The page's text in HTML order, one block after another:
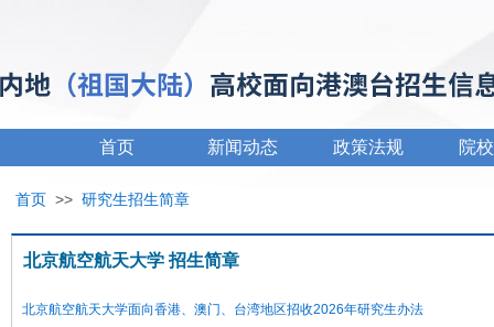
首页 新闻动态 政策法规 院
首页 >> 研究生招生简章
北京航空航天大学 招生简章
北京航空航天大学面向香港、澳门、台湾地区招收2026年研究生办法